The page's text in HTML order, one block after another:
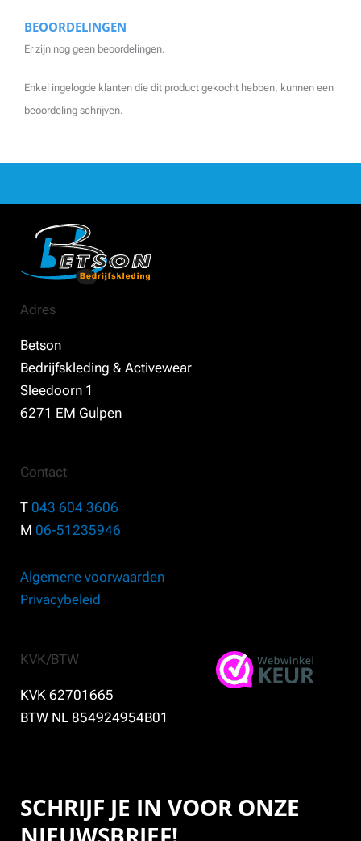
BEOORDELINGEN
Er zijn nog geen beoordelingen.
Enkel ingelogde klanten die dit product gekocht hebben, kunnen een
beoordeling schrijven.
Adres
Betson
Bedrijfskleding & Activewear
Sleedoorn 1
6271 EM Gulpen
Contact
T 043 604 3606
M 06-51235946
Algemene voorwaarden
Privacybeleid
KVK/BTW
KVK 62701665
BTW NL 854924954B01
SCHRIJF JE IN VOOR ONZE